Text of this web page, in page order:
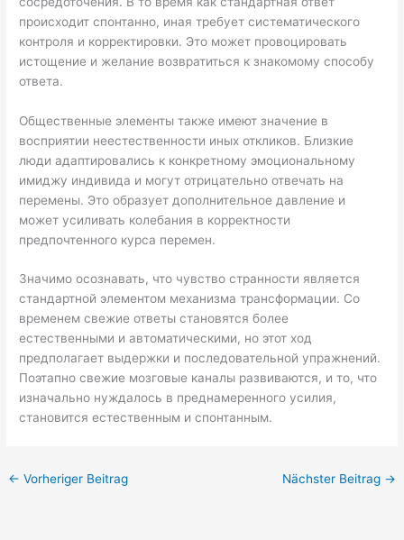
происходит спонтанно, иная требует систематического
контроля и корректировки. Это может провоцировать
истощение и желание возвратиться к знакомому способу
ответа.
Общественные элементы также имеют значение в
восприятии неестественности иных откликов. Близкие
люди адаптировались к конкретному эмоциональному
имиджу индивида и могут отрицательно отвечать на
перемены. Это образует дополнительное давление и
может усиливать колебания в корректности
предпочтенного курса перемен.
Значимо осознавать, что чувство странности является
стандартной элементом механизма трансформации. Со
временем свежие ответы становятся более
естественными и автоматическими, но этот ход
предполагает выдержки и последовательной упражнений.
Поэтапно свежие мозговые каналы развиваются, и то, что
изначально нуждалось в преднамеренного усилия,
становится естественным и спонтанным.
← Vorheriger Beitrag Nächster Beitrag →